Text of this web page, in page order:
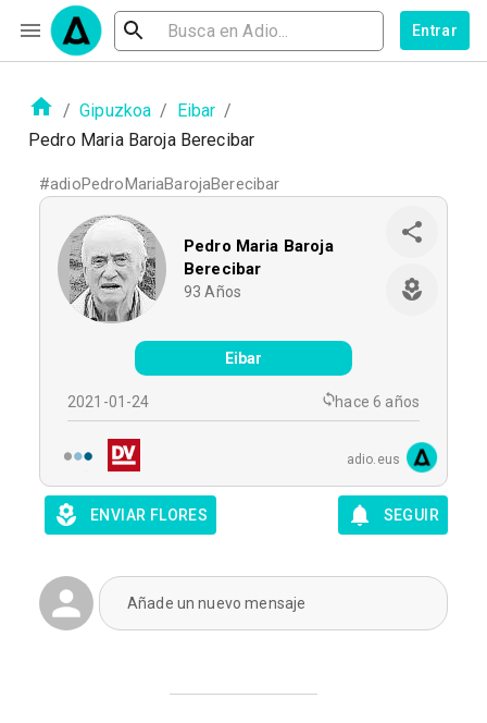
Entrar
/ Gipuzkoa / Eibar /
Pedro Maria Baroja Berecibar
#adioPedroMariaBarojaBerecibar
Pedro Maria Baroja
Berecibar
93 Años
Eibar
2021-01-24 hace 6 años
adio.eus
ENVIAR FLORES SEGUIR
Añade un nuevo mensaje